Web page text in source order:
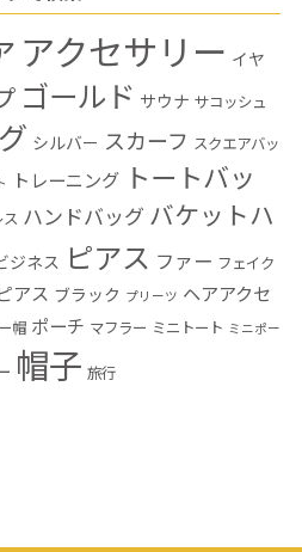
アクセサリー イヤ
ゴールド サウナ サコッシュ
シルバー スカーフ スクエアバッ
トレーニング トートバッ
ハンドバッグ バケットハ
ジネス ピアス ファー フェイク
アス ブラック プリーツ ヘアアクセ
帽 ポーチ マフラー ミニトート ミニポー
帽子 旅行